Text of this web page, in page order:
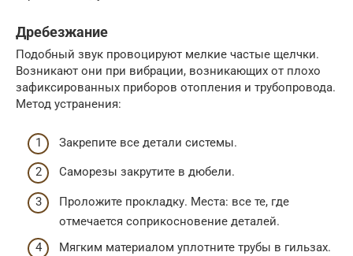
Дребезжание
Подобный звук провоцируют мелкие частые щелчки.
Возникают они при вибрации, возникающих от плохо
зафиксированных приборов отопления и трубопровода.
Метод устранения:
Закрепите все детали системы.
Саморезы закрутите в дюбели.
Проложите прокладку. Места: все те, где
отмечается соприкосновение деталей.
Мягким материалом уплотните трубы в гильзах.